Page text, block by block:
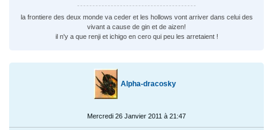
la frontiere des deux monde va ceder et les hollows vont arriver dans celui des
vivant a cause de gin et de aizen!
il n'y a que renji et ichigo en cero qui peu les arretaient !
Alpha-dracosky
Mercredi 26 Janvier 2011 à 21:47